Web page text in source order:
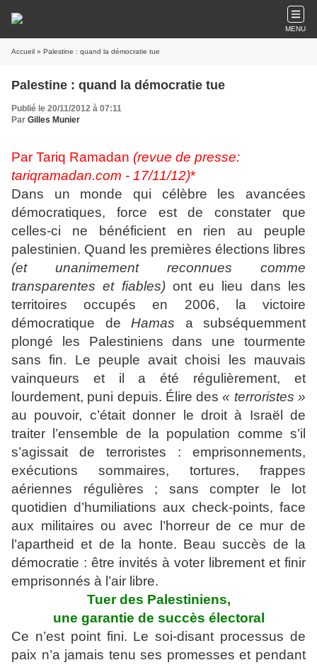
MENU
Accueil » Palestine : quand la démocratie tue
Palestine : quand la démocratie tue
Publié le 20/11/2012 à 07:11
Par Gilles Munier
Par Tariq Ramadan (revue de presse:
tariqramadan.com - 17/11/12)*
Dans un monde qui célèbre les avancées
démocratiques, force est de constater que
celles-ci ne bénéficient en rien au peuple
palestinien. Quand les premières élections libres
(et unanimement reconnues comme
transparentes et fiables)ont eu lieu dans les
territoires occupés en 2006, la victoire
démocratique de Hamas a subséquemment
plongé les Palestiniens dans une tourmente
sans fin. Le peuple avait choisi les mauvais
vainqueurs et il a été régulièrement, et
lourdement, puni depuis. Élire des« terroristes »
au pouvoir, c’était donner le droit à Israël de
traiter l’ensemble de la population comme s’il
s’agissait de terroristes : emprisonnements,
exécutions sommaires, tortures, frappes
aériennes régulières ; sans compter le lot
quotidien d’humiliations aux check-points, face
aux militaires ou avec l’horreur de ce mur de
l’apartheid et de la honte. Beau succès de la
démocratie : être invités à voter librement et finir
emprisonnés à l’air libre.
Tuer des Palestiniens,
une garantie de succès électoral
Ce n’est point fini. Le soi-disant processus de
paix n’a jamais tenu ses promesses et pendant